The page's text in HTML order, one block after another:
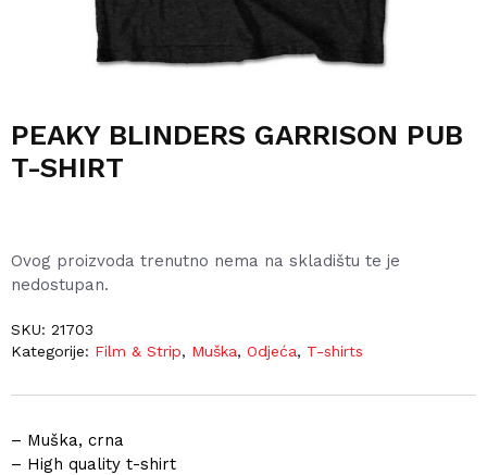
PEAKY BLINDERS GARRISON PUB
T-SHIRT
– Muška, crna
– High quality t-shirt
Ovog proizvoda trenutno nema na skladištu te je
nedostupan.
SKU: 21703
Kategorije: Film & Strip, Muška, Odjeća, T-shirts